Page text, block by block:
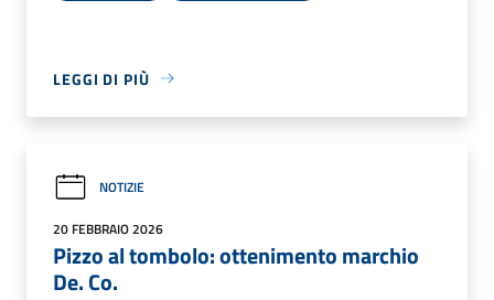
LEGGI DI PIÙ
NOTIZIE
20 FEBBRAIO 2026
Pizzo al tombolo: ottenimento marchio
De. Co.